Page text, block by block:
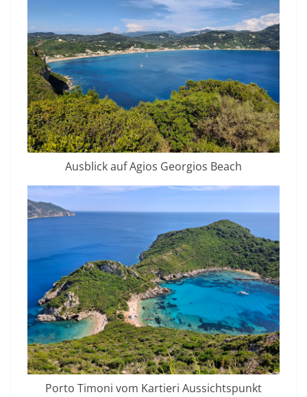
Ausblick auf Agios Georgios Beach
Porto Timoni vom Kartieri Aussichtspunkt